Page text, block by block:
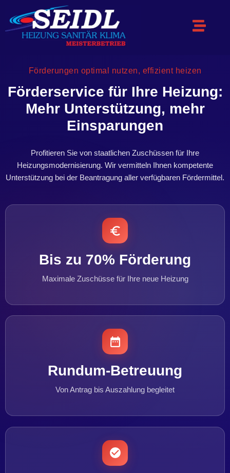
Förderungen optimal nutzen, effizient heizen
Förderservice für Ihre Heizung:
Mehr Unterstützung, mehr
Einsparungen
Profitieren Sie von staatlichen Zuschüssen für Ihre
Heizungsmodernisierung. Wir vermitteln Ihnen kompetente
Unterstützung bei der Beantragung aller verfügbaren Fördermittel.
Bis zu 70% Förderung
Maximale Zuschüsse für Ihre neue Heizung
Rundum-Betreuung
Von Antrag bis Auszahlung begleitet